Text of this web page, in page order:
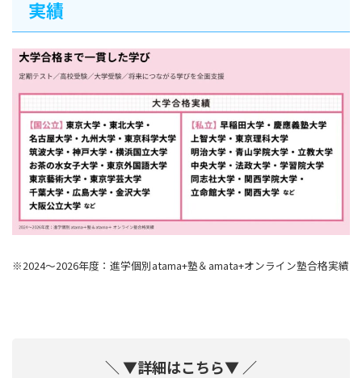
実績
※2024～2026年度：進学個別atama+塾＆amata+オンライン塾合格実績
＼ ▼詳細はこちら▼ ／